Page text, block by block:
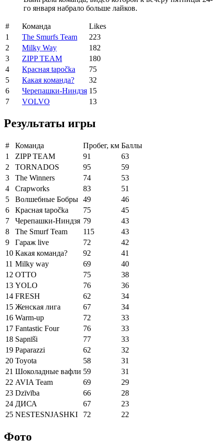
го января набрало больше лайков.
# Команда
Likes
1
The Smurfs Team
223
2
Milky Way
182
3
ZIPP TEAM
180
4
Красная tapočka
75
5
Какая команда?
32
6
Черепашки-Ниндзя 15
7
VOLVO 13
Результаты игры
# Команда Пробег, км Баллы
1
ZIPP TEAM 91
63
2
TORNADOS 95
59
3
The Winners 74
53
4
Crapworks 83
51
5
Волшебные Бобры 49
46
6
Красная tapočka 75
45
7
Черепашки-Ниндзя 79
43
8
The Smurf Team 115
43
9
Гараж live 72
42
10 Какая команда? 92
41
11 Milky way 69
40
12 OTTO 75
38
13 YOLO 76
36
14 FRESH 62
34
15 Женская лига 67
34
16 Warm-up 72
33
17 Fantastic Four 76
33
18 Sapnīši 77
33
19 Paparazzi 62
32
20 Toyota 58
31
21 Шоколадные вафли 59
31
22 AVIA Team 69
29
23 Dzīvība 66
28
24 ДИСА 67
23
25 NESTESNJASHKI 72 22
Фото